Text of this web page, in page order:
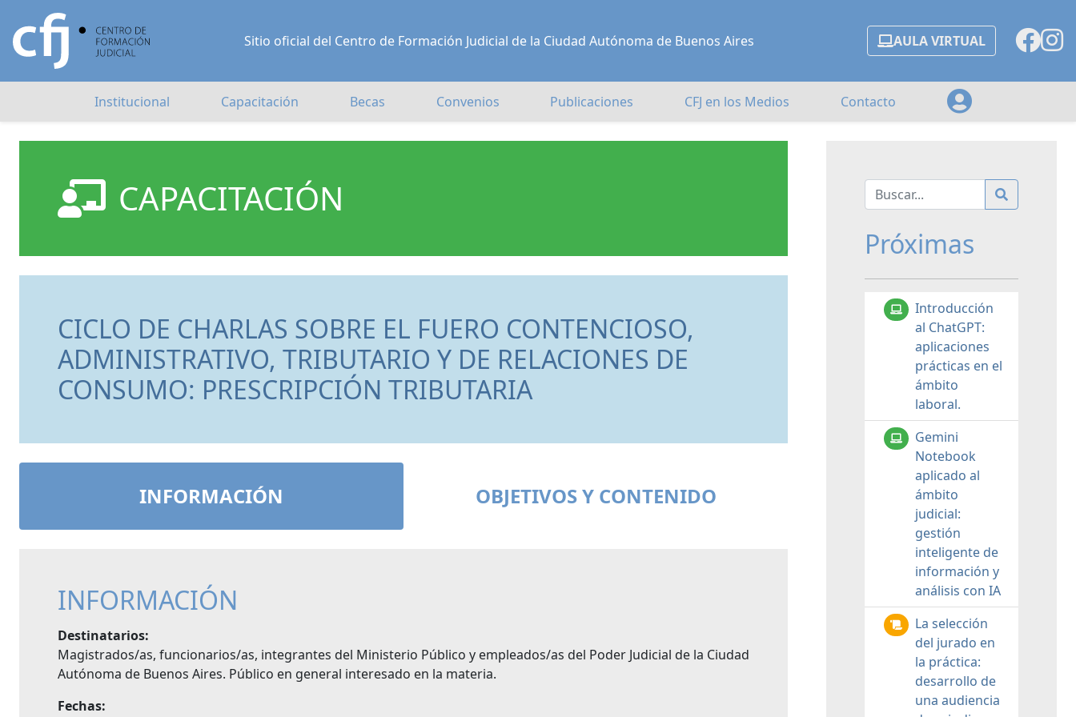
Sitio oficial del Centro de Formación Judicial de la Ciudad Autónoma de Buenos Aires AULA VIRTUAL
Institucional Capacitación Becas Convenios Publicaciones CFJ en los Medios Contacto
CAPACITACIÓN
CICLO DE CHARLAS SOBRE EL FUERO CONTENCIOSO,
ADMINISTRATIVO, TRIBUTARIO Y DE RELACIONES DE
CONSUMO: PRESCRIPCIÓN TRIBUTARIA
INFORMACIÓN OBJETIVOS Y CONTENIDO
INFORMACIÓN
Destinatarios:
Magistrados/as, funcionarios/as, integrantes del Ministerio Público y empleados/as del Poder Judicial de la Ciudad
Autónoma de Buenos Aires. Público en general interesado en la materia.
Fechas:
Próximas
Introducción
al ChatGPT:
aplicaciones
prácticas en el
ámbito
laboral.
Gemini
Notebook
aplicado al
ámbito
judicial:
gestión
inteligente de
información y
análisis con IA
La selección
del jurado en
la práctica:
desarrollo de
una audiencia